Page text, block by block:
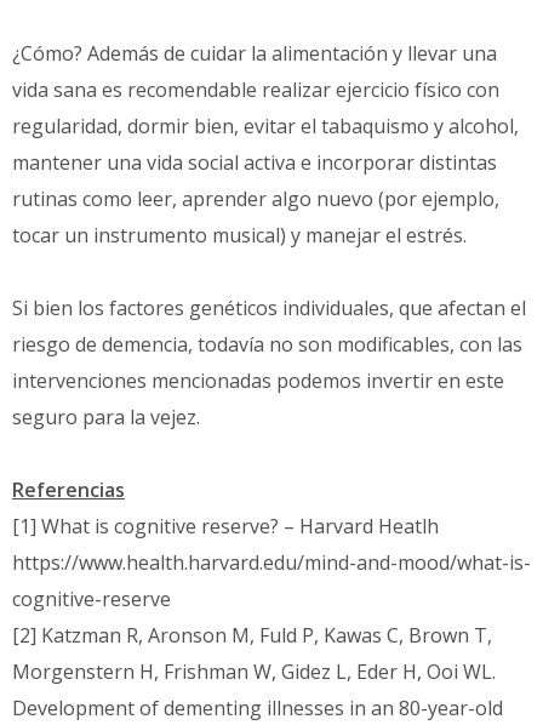
¿Cómo? Además de cuidar la alimentación y llevar una
vida sana es recomendable realizar ejercicio físico con
regularidad, dormir bien, evitar el tabaquismo y alcohol,
mantener una vida social activa e incorporar distintas
rutinas como leer, aprender algo nuevo (por ejemplo,
tocar un instrumento musical) y manejar el estrés.
Si bien los factores genéticos individuales, que afectan el
riesgo de demencia, todavía no son modificables, con las
intervenciones mencionadas podemos invertir en este
seguro para la vejez.
Referencias
[1] What is cognitive reserve? – Harvard Heatlh
https://www.health.harvard.edu/mind-and-mood/what-is-
cognitive-reserve
[2] Katzman R, Aronson M, Fuld P, Kawas C, Brown T,
Morgenstern H, Frishman W, Gidez L, Eder H, Ooi WL.
Development of dementing illnesses in an 80-year-old